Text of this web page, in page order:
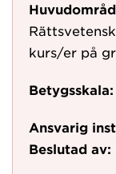
kurs/er på
Betygsskala:
Ansvarig
Beslutad av: